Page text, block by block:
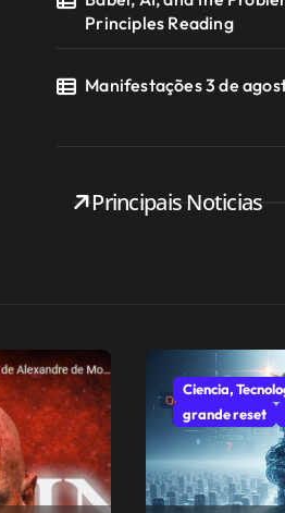
Principles Reading
Manifestações 3 de
Principais Noticias
Ciencia,
grande reset